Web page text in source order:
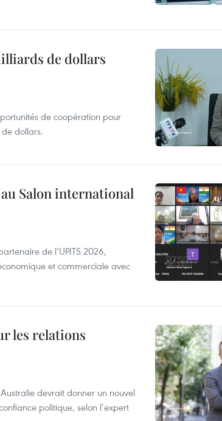
de dollars
de coopération pour
dollars.
Salon international
de l’UPITS 2026,
et commerciale avec
les relations
devrait donner un nouvel
politique, selon l’expert